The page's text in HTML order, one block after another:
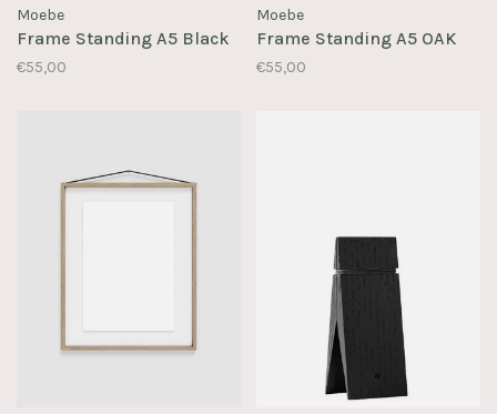
Moebe
Frame Standing A5 Black
€55,00
Moebe
Frame Standing A5 OAK
€55,00